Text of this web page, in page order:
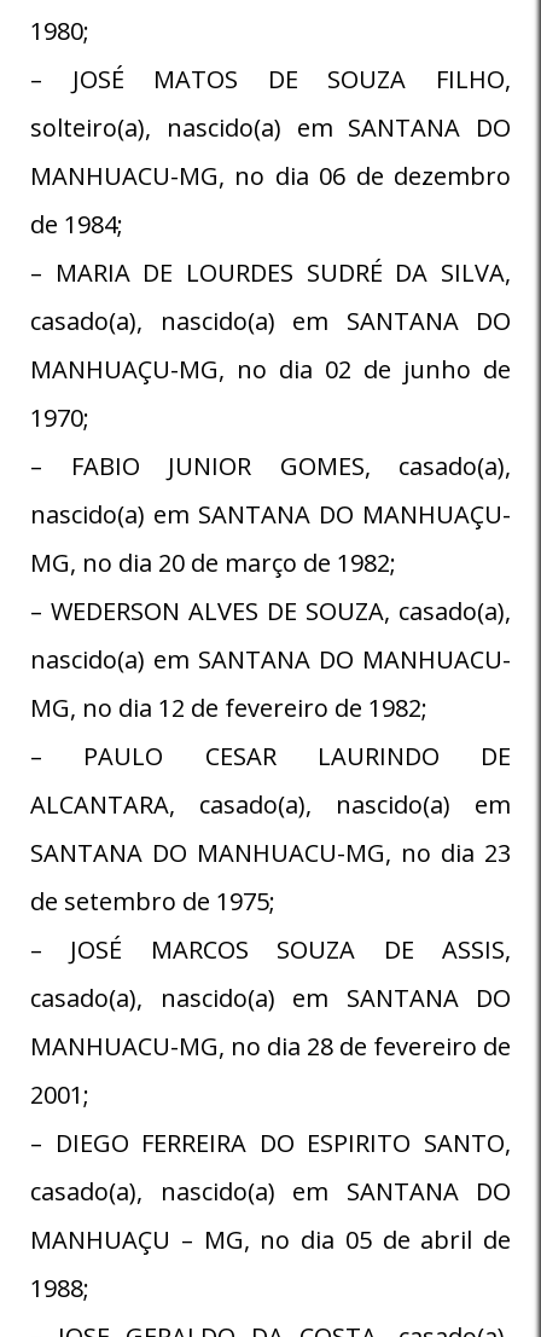
1980;
– JOSÉ MATOS DE SOUZA FILHO,
solteiro(a), nascido(a) em SANTANA DO
MANHUACU-MG, no dia 06 de dezembro
de 1984;
– MARIA DE LOURDES SUDRÉ DA SILVA,
casado(a), nascido(a) em SANTANA DO
MANHUAÇU-MG, no dia 02 de junho de
1970;
– FABIO JUNIOR GOMES, casado(a),
nascido(a) em SANTANA DO MANHUAÇU-
MG, no dia 20 de março de 1982;
– WEDERSON ALVES DE SOUZA, casado(a),
nascido(a) em SANTANA DO MANHUACU-
MG, no dia 12 de fevereiro de 1982;
– PAULO CESAR LAURINDO DE
ALCANTARA, casado(a), nascido(a) em
SANTANA DO MANHUACU-MG, no dia 23
de setembro de 1975;
– JOSÉ MARCOS SOUZA DE ASSIS,
casado(a), nascido(a) em SANTANA DO
MANHUACU-MG, no dia 28 de fevereiro de
2001;
– DIEGO FERREIRA DO ESPIRITO SANTO,
casado(a), nascido(a) em SANTANA DO
MANHUAÇU – MG, no dia 05 de abril de
1988;